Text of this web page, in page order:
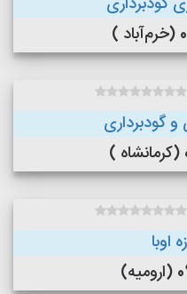
)
گودبرداری
اوبا